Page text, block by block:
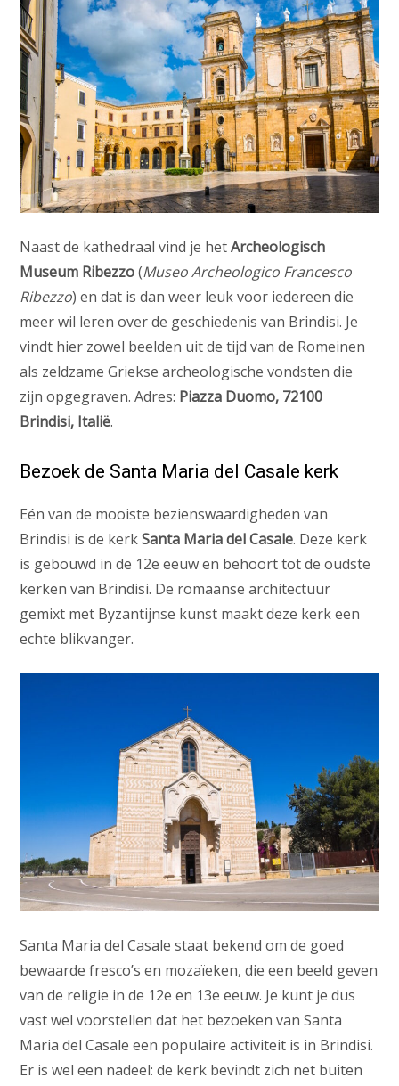
Naast de kathedraal vind je hetArcheologisch
Museum Ribezzo(Museo Archeologico Francesco
Ribezzo) en dat is dan weer leuk voor iedereen die
meer wil leren over de geschiedenis van Brindisi. Je
vindt hier zowel beelden uit de tijd van de Romeinen
als zeldzame Griekse archeologische vondsten die
zijn opgegraven. Adres: Piazza Duomo, 72100
Brindisi, Italië.
Bezoek de Santa Maria del Casale kerk
Eén van de mooiste bezienswaardigheden van
Brindisi is de kerkSanta Maria del Casale. Deze kerk
is gebouwd in de 12e eeuw en behoort tot de oudste
kerken van Brindisi. De romaanse architectuur
gemixt met Byzantijnse kunst maakt deze kerk een
echte blikvanger.
Santa Maria del Casale staat bekend om de goed
bewaarde fresco’s en mozaïeken, die een beeld geven
van de religie in de 12e en 13e eeuw. Je kunt je dus
vast wel voorstellen dat het bezoeken van Santa
Maria del Casale een populaire activiteit is in Brindisi.
Er is wel een nadeel: de kerk bevindt zich net buiten